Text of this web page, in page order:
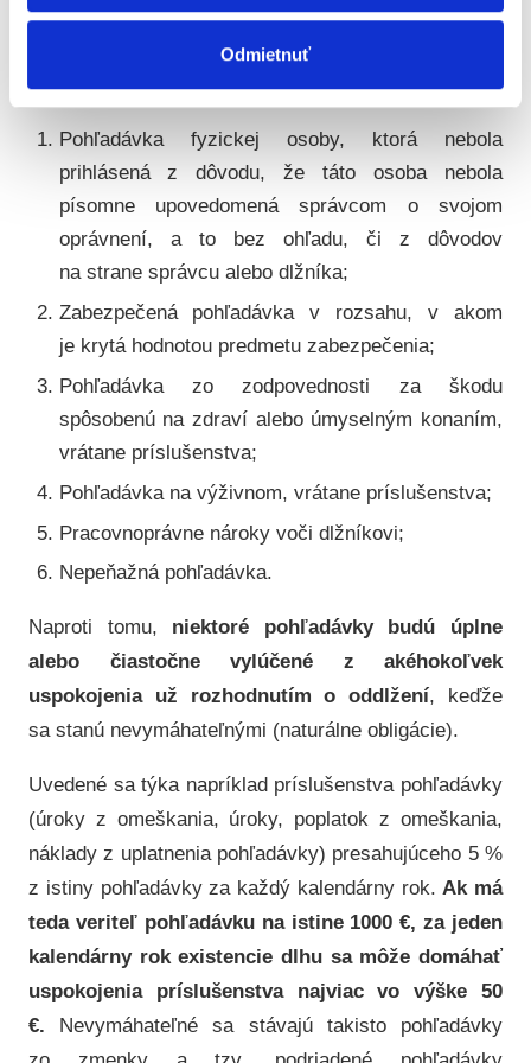
Odmietnuť
V prípade oboch spôsobov oddlženia je dôležité, že
veritelia sa nemusia obávať nevymáhateľnosti alebo
obmedzenia uspokojenia nasledovných pohľadávok:
Pohľadávka fyzickej osoby, ktorá nebola
prihlásená z dôvodu, že táto osoba nebola
písomne upovedomená správcom o svojom
oprávnení, a to bez ohľadu, či z dôvodov
na strane správcu alebo dlžníka;
Zabezpečená pohľadávka v rozsahu, v akom
je krytá hodnotou predmetu zabezpečenia;
Pohľadávka zo zodpovednosti za škodu
spôsobenú na zdraví alebo úmyselným konaním,
vrátane príslušenstva;
Pohľadávka na výživnom, vrátane príslušenstva;
Pracovnoprávne nároky voči dlžníkovi;
Nepeňažná pohľadávka.
Naproti tomu, niektoré pohľadávky budú úplne
alebo čiastočne vylúčené z akéhokoľvek
uspokojenia už rozhodnutím o oddlžení, keďže
sa stanú nevymáhateľnými (naturálne obligácie).
Uvedené sa týka napríklad príslušenstva pohľadávky
(úroky z omeškania, úroky, poplatok z omeškania,
náklady z uplatnenia pohľadávky) presahujúceho 5 %
z istiny pohľadávky za každý kalendárny rok.Ak má
teda veriteľ pohľadávku na istine 1000 €, za jeden
kalendárny rok existencie dlhu sa môže domáhať
uspokojenia príslušenstva najviac vo výške 50
€. Nevymáhateľné sa stávajú takisto pohľadávky